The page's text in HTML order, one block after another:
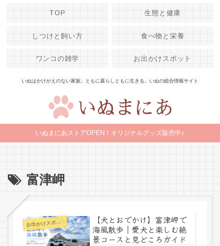
いぬはかけがえのない家族。ともに暮らしともに生きる。いぬの総合情報サイト
TOP 生態と健康
しつけと飼い方 食べ物と栄養
ワンコの雑学 お出かけスポット
いぬまにあストアOPEN！オリジナルグッズ販売中♪
富津岬
お
出かけスポット
【犬とおでかけ】富津岬で
海風散歩｜愛犬と楽しむ絶
景コースと見どころガイド